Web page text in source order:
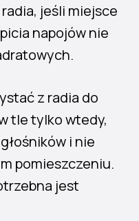
jeśli miejsce
napojów nie
z radia do
tle tylko wtedy,
i nie
pomieszczeniu.
jest